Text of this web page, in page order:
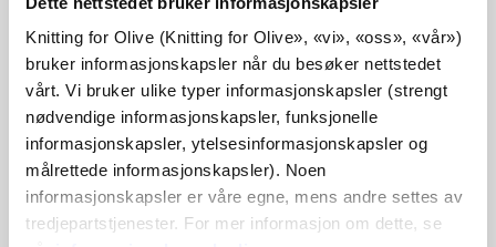
Knitting for Olive (Knitting for Olive», «vi», «oss», «vår»)
bruker informasjonskapsler når du besøker nettstedet
vårt. Vi bruker ulike typer informasjonskapsler (strengt
nødvendige informasjonskapsler, funksjonelle
informasjonskapsler, ytelsesinformasjonskapsler og
målrettede informasjonskapsler). Noen
informasjonskapsler er våre egne, mens andre settes av
tredjepartstjenester. For mer informasjon om dette, se
temperaturregulerende. Det vil si at ullen holder kroppen
varm i kaldt vær, og frigjør varme i varmt vær, slik at huden
holdes kjølig. Samtidig kan ull, i likhet med silke,
transportere fuktighet bort fra huden, og kan absorbere 30
% av sin egen vekt uten å føles våt.
Merinoullen vår er uavhengig sertifisert i henhold til